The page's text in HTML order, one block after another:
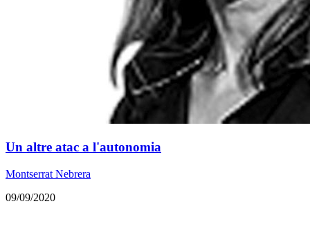
Un altre atac a l'autonomia
Montserrat Nebrera
09/09/2020